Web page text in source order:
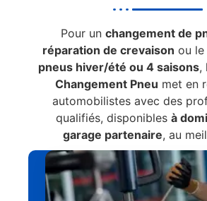
Pour unchangement de
réparation de crevaison ou le
pneus hiver/été ou 4 saisons,
Changement Pneu met en
automobilistes avec des
qualifiés, disponiblesà
garage partenaire, au